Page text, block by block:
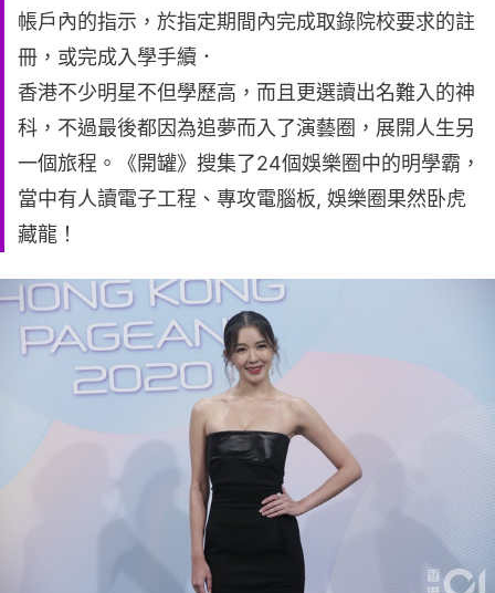
帳戶內的指示，於指定期間內完成取錄院校要求的註
冊，或完成入學手續．
香港不少明星不但學歷高，而且更選讀出名難入的神
科，不過最後都因為追夢而入了演藝圈，展開人生另
一個旅程。《開罐》搜集了24個娛樂圈中的明學霸，
當中有人讀電子工程、專攻電腦板, 娛樂圈果然卧虎
藏龍！